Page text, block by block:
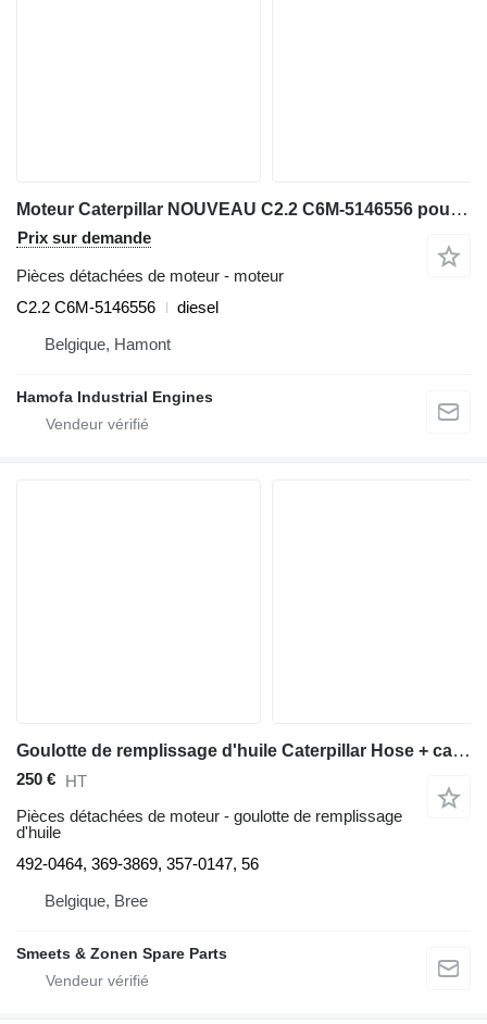
Moteur Caterpillar NOUVEAU C2.2 C6M-5146556 pour matériel de TP
Prix sur demande
Pièces détachées de moteur - moteur
C2.2 C6M-5146556
diesel
Belgique, Hamont
Hamofa Industrial Engines
Goulotte de remplissage d'huile Caterpillar Hose + cap engine oil filler + plates 492-0464 pour excavateur
250 € HT
Pièces détachées de moteur - goulotte de remplissage
d'huile
492-0464, 369-3869, 357-0147, 56
Belgique, Bree
Smeets & Zonen Spare Parts